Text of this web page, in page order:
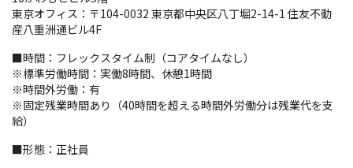
東京オフィス：〒104-0032 東京都中央区八丁堀2-14-1 住友不動
産八重洲通ビル4F
■時間：フレックスタイム制（コアタイムなし）
※標準労働時間：実働8時間、休憩1時間
※時間外労働：有
※固定残業時間あり（40時間を超える時間外労働分は残業代を支
給）
■形態：正社員